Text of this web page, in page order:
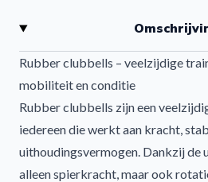
Rubber clubbells – veelzijdige
mobiliteit en conditie
Rubber clubbells zijn een
iedereen die werkt aan kracht,
uithoudingsvermogen. Dankzij de
alleen spierkracht, maar ook